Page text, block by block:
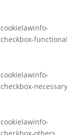
cookielawinfo-
checkbox-functional
cookielawinfo-
checkbox-necessary
cookielawinfo-